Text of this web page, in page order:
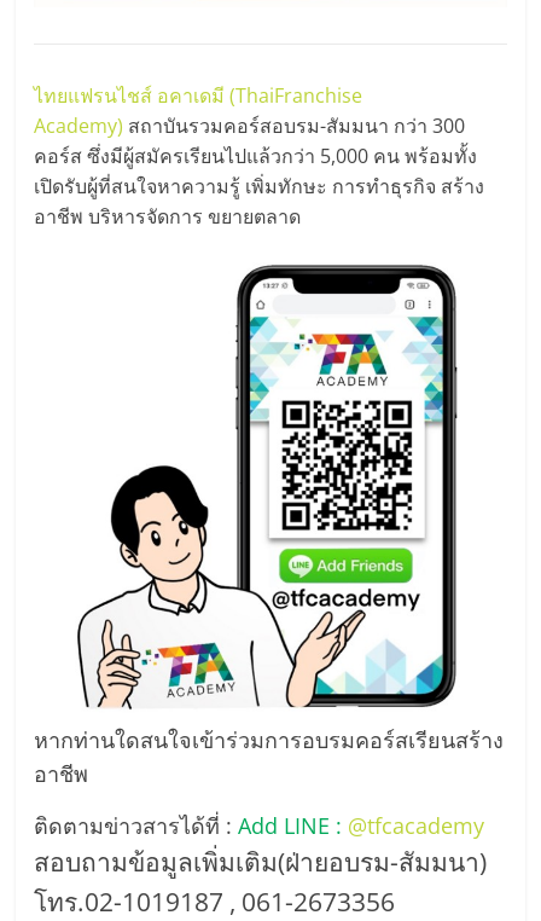
ไทยแฟรนไชส์ อคาเดมี (ThaiFranchise
Academy) สถาบันรวมคอร์สอบรม-สัมมนา กว่า 300
คอร์ส ซึ่งมีผู้สมัครเรียนไปแล้วกว่า 5,000 คน พร้อมทั้ง
เปิดรับผู้ที่สนใจหาความรู้ เพิ่มทักษะ การทำธุรกิจ สร้าง
อาชีพ บริหารจัดการ ขยายตลาด
หากท่านใดสนใจเข้าร่วมการอบรมคอร์สเรียนสร้าง
อาชีพ
ติดตามข่าวสารได้ที่ :Add LINE : @tfcacademy
สอบถามข้อมูลเพิ่มเติม(ฝ่ายอบรม-สัมมนา)
โทร.02-1019187 , 061-2673356